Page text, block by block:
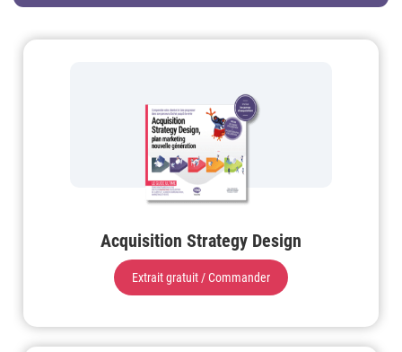
Acquisition Strategy Design
Extrait gratuit / Commander